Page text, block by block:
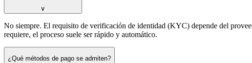
∨
No siempre. El requisito de verificación de identidad (KYC) depende del
requiere, el proceso suele ser rápido y automático.
¿Qué métodos de pago se admiten?